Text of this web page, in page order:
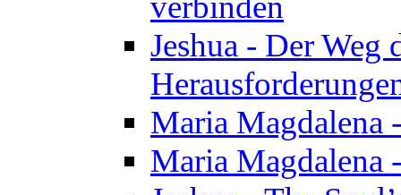
Jeshua - Der Weg
Maria Magdalena
Maria Magdalena